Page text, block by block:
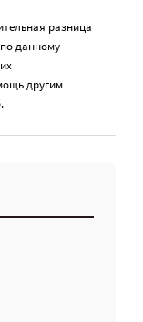
разница
данному
другим